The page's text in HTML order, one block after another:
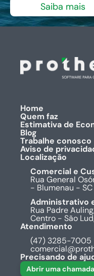
Saiba mais
Home
Quem faz
Estimativa de
Blog
Trabalhe conosco
Aviso de
Localização
Comercial e
Rua General
- Blumenau -
Administrativo
Rua Padre
Centro - São
Atendimento
(47) 3285-7005
Precisando de
Abrir uma chamada